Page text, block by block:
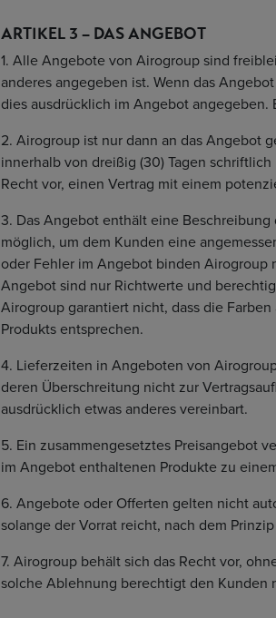
ARTIKEL 3 – DAS ANGEBOT
1. Alle Angebote von Airogroup sind
anderes angegeben ist. Wenn das
dies ausdrücklich im Angebot
2. Airogroup ist nur dann an das Angebot
innerhalb von dreißig (30) Tagen
Recht vor, einen Vertrag mit einem
3. Das Angebot enthält eine
möglich, um dem Kunden eine
oder Fehler im Angebot binden
Angebot sind nur Richtwerte und
Airogroup garantiert nicht, dass die
Produkts entsprechen.
4. Lieferzeiten in Angeboten von
deren Überschreitung nicht zur
ausdrücklich etwas anderes vereinbart.
5. Ein zusammengesetztes Preisangebot
im Angebot enthaltenen Produkte zu
6. Angebote oder Offerten gelten nicht
solange der Vorrat reicht, nach dem
7. Airogroup behält sich das Recht vor,
solche Ablehnung berechtigt den Kunden